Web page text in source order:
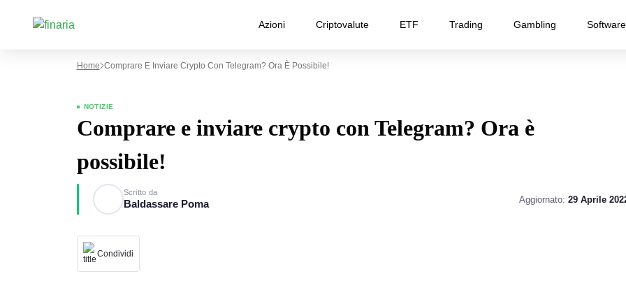
Azioni Criptovalute ETF Trading Gambling Software
Home Comprare E Inviare Crypto Con Telegram? Ora È Possibile!
NOTIZIE
Comprare e inviare crypto con Telegram? Ora è
possibile!
Scritto da
Baldassare Poma Aggiornato: 29 Aprile
Condividi